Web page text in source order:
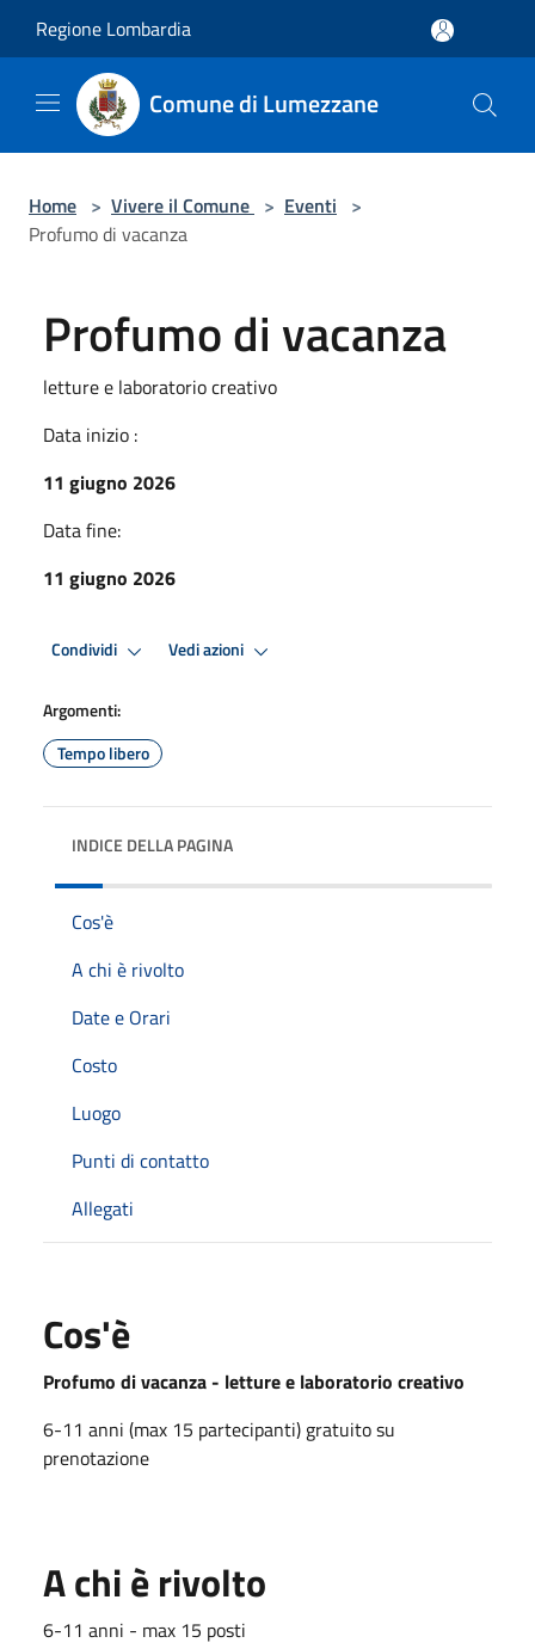
Regione Lombardia
Comune di Lumezzane
Home > Vivere il Comune > Eventi >
Profumo di vacanza
Profumo di vacanza
letture e laboratorio creativo
Data inizio :
11 giugno 2026
Data fine:
11 giugno 2026
Condividi Vedi azioni
Argomenti:
Tempo libero
INDICE DELLA PAGINA
Cos'è
A chi è rivolto
Date e Orari
Costo
Luogo
Punti di contatto
Allegati
Cos'è
Profumo di vacanza - letture e laboratorio creativo
6-11 anni (max 15 partecipanti) gratuito su
prenotazione
A chi è rivolto
6-11 anni - max 15 posti